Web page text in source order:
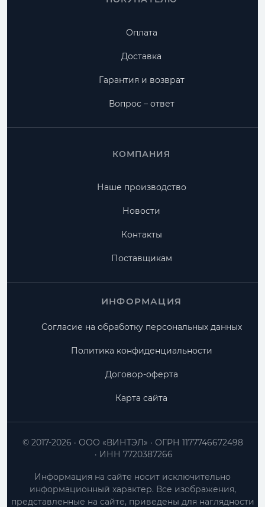
Оплата
Доставка
Гарантия и возврат
Вопрос – ответ
КОМПАНИЯ
Наше производство
Новости
Контакты
Поставщикам
ИНФОРМАЦИЯ
Согласие на обработку персональных данных
Политика конфиденциальности
Договор-оферта
Карта сайта
ООО «ВИНТЭЛ»
ОГРН 1177746672498
ИНН 7720387266
© 2017-2026
Информация на сайте носит исключительно
информационный характер. Все изображения,
представленные на сайте, приведены для наглядности